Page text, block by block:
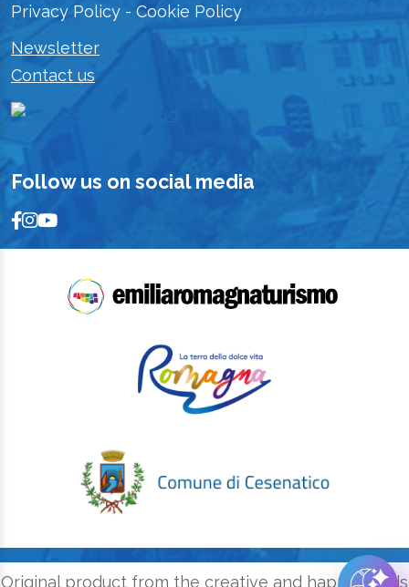
Privacy Policy - Cookie Policy
Newsletter
Contact us
Follow us on social media
Original product from the creative and happy minds